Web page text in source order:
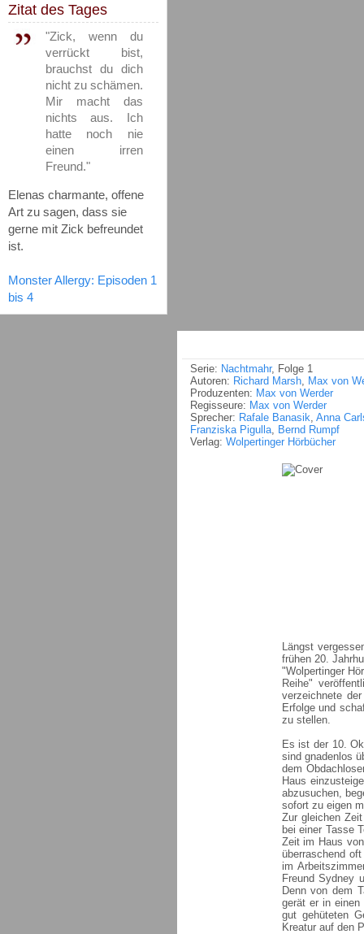
Zitat des Tages
"Zick, wenn du
verrückt bist,
brauchst du dich
nicht zu schämen.
Mir macht das
nichts aus. Ich
hatte noch nie
einen irren
Freund."
Elenas charmante, offene
Art zu sagen, dass sie
gerne mit Zick befreundet
ist.
Monster Allergy: Episoden 1
bis 4
Serie: Nachtmahr, Folge 1
Autoren: Richard Marsh, Max von
Produzenten: Max von Werder
Regisseure: Max von Werder
Sprecher: Rafale Banasik, Anna
Franziska Pigulla, Bernd Rumpf
Verlag: Wolpertinger Hörbücher
Längst
frühen 20.
"Wolpertinger
Reihe"
verzeichnete
Erfolge und
zu stellen.
Es ist der 10.
sind gnadenlos
dem
Haus
abzusuchen,
sofort zu eigen
Zur gleichen
bei einer Tasse
Zeit im Haus
überraschend
im
Freund Sydney
Denn von dem
gerät er in einen
gut gehüteten
Kreatur auf den